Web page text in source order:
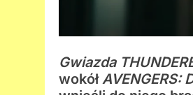
Gwiazda
wokółAVENGERS: